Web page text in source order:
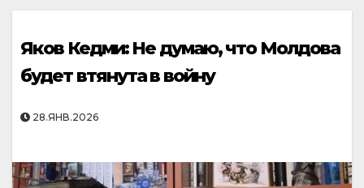
Яков Кедми: Не думаю, что Молдова
будет втянута в войну
28.ЯНВ.2026